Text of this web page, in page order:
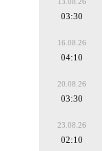
03:30
16.08.26
04:10
20.08.26
03:30
23.08.26
02:10